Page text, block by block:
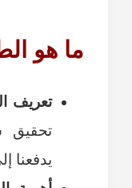
ما هو
تعريف
تحقيق
يدفعنا